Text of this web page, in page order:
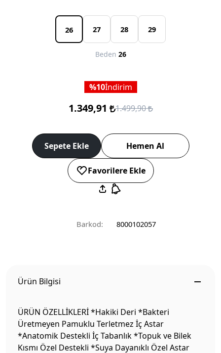
26 27 28 29
Beden 26
10İndirim
1.349,91 1.499,90
Sepete Ekle Hemen Al
Favorilere Ekle
Barkod: 8000102057
Ürün Bilgisi
ÜRÜN ÖZELLİKLERİ *Hakiki Deri *Bakteri
Üretmeyen Pamuklu Terletmez İç Astar
*Anatomik Destekli İç Tabanlık *Topuk ve Bilek
Kısmı Özel Destekli *Suya Dayanıklı Özel Astar